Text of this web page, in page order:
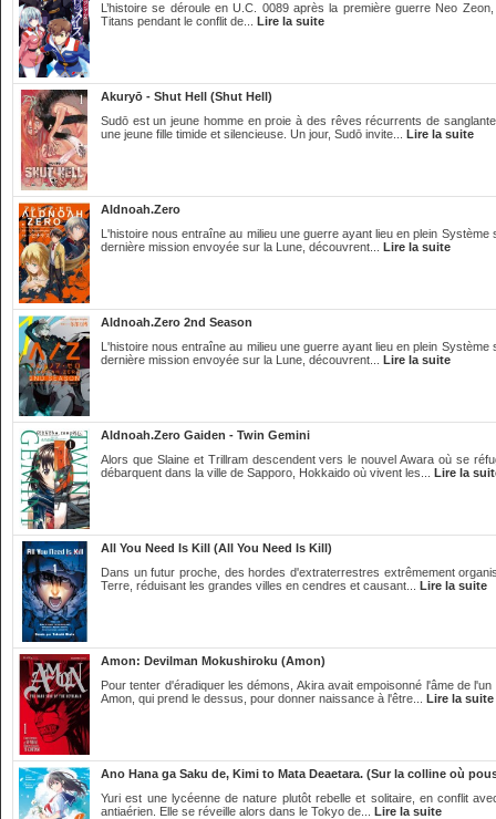
L’histoire se déroule en U.C. 0089 après la première guerre Neo
Titans pendant le conflit de... Lire la suite
Akuryō - Shut Hell (Shut Hell)
Sudō est un jeune homme en proie à des rêves récurrents de
une jeune fille timide et silencieuse. Un jour, Sudō invite... Lire la suite
Aldnoah.Zero
L'histoire nous entraîne au milieu une guerre ayant lieu en plein
dernière mission envoyée sur la Lune, découvrent... Lire la suite
Aldnoah.Zero 2nd Season
L'histoire nous entraîne au milieu une guerre ayant lieu en plein
dernière mission envoyée sur la Lune, découvrent... Lire la suite
Aldnoah.Zero Gaiden - Twin Gemini
Alors que Slaine et Trillram descendent vers le nouvel Awara où se
débarquent dans la ville de Sapporo, Hokkaido où vivent les... Lire la
All You Need Is Kill (All You Need Is Kill)
Dans un futur proche, des hordes d'extraterrestres extrêmement
Terre, réduisant les grandes villes en cendres et causant... Lire la suite
Amon: Devilman Mokushiroku (Amon)
Pour tenter d'éradiquer les démons, Akira avait empoisonné l'âme de
Amon, qui prend le dessus, pour donner naissance à l'être... Lire la suite
Ano Hana ga Saku de, Kimi to Mata Deaetara. (Sur la colline où
Yuri est une lycéenne de nature plutôt rebelle et solitaire, en conflit
antiaérien. Elle se réveille alors dans le Tokyo de... Lire la suite